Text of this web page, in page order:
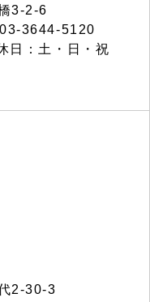
3-2-6
3644-5120
日：土・日・祝
2-30-3